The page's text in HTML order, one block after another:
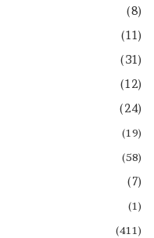
(8)
(11)
(31)
(12)
(24)
(19)
(58)
(7)
(1)
(411)